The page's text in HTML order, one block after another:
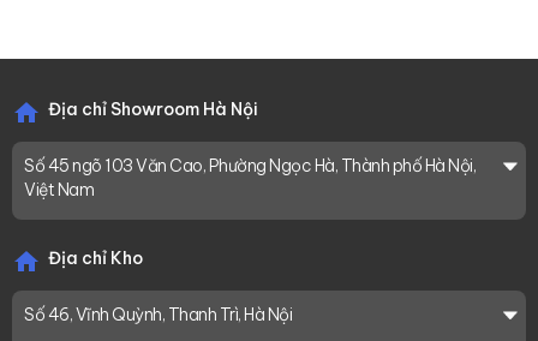
Địa chỉ Showroom Hà Nội
Số 45 ngõ 103 Văn Cao, Phường Ngọc Hà, Thành phố Hà Nội,
Việt Nam
Địa chỉ Kho
Số 46, Vĩnh Quỳnh, Thanh Trì, Hà Nội